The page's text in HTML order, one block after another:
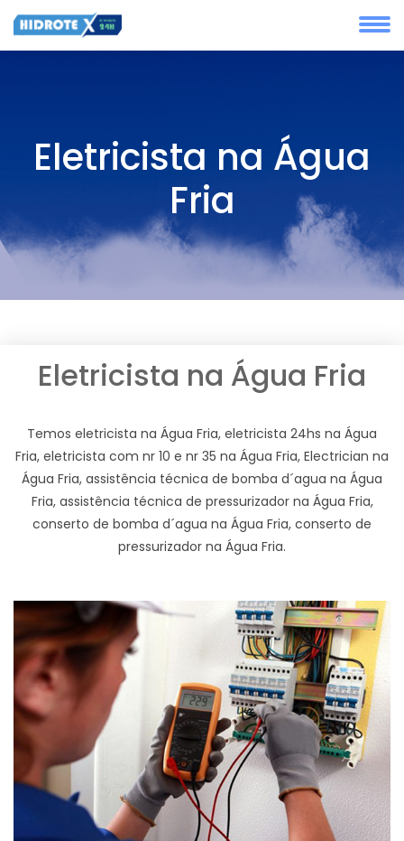
Eletricista na Água
Fria
Eletricista na Água Fria
Temos eletricista na Água Fria, eletricista 24hs na Água
Fria, eletricista com nr 10 e nr 35 na Água Fria, Electrician na
Água Fria, assistência técnica de bomba d´agua na Água
Fria, assistência técnica de pressurizador na Água Fria,
conserto de bomba d´agua na Água Fria, conserto de
pressurizador na Água Fria.